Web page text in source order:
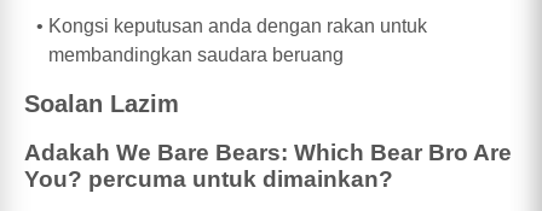
Kongsi keputusan anda dengan rakan untuk
membandingkan saudara beruang
Soalan Lazim
Adakah We Bare Bears: Which Bear Bro Are
You? percuma untuk dimainkan?